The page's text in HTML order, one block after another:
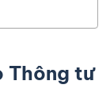
Thông tư